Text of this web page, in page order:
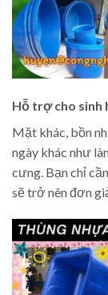
Hỗ trợ cho sinh
Mặt khác, bồn
ngày khác như
cưng. Bạn chỉ
sẽ trở nên đơn